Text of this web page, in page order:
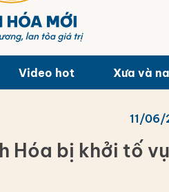
Video hot Xưa và
11/06/
Hóa bị khởi tố vụ